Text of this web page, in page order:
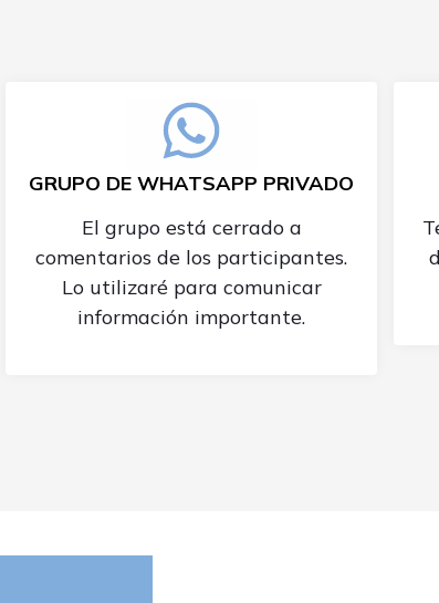
GRUPO DE WHATSAPP PRIVADO
El grupo está cerrado a
comentarios de los participantes.
Lo utilizaré para comunicar
información importante.